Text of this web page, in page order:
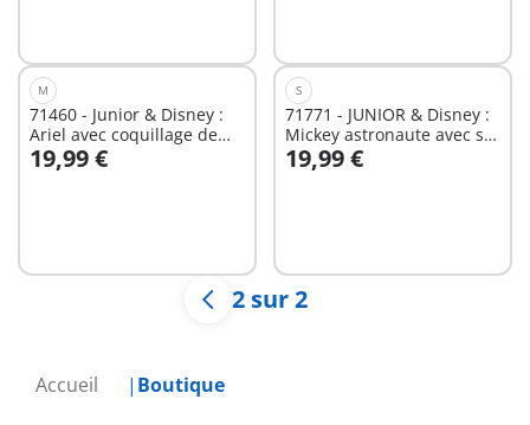
Accueil Boutique
M
71460 - Junior & Disney :
Ariel avec coquillage de
bain
19,99 €
Au panier
S
71771 - JUNIOR & Disney :
Mickey astronaute avec sa
fusée
19,99 €
Au panier
2 sur 2